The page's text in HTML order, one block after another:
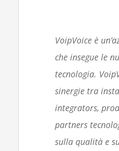
VoipVoice è
che insegue le
tecnologia.
sinergie tra
integrators,
partners
sulla qualità e